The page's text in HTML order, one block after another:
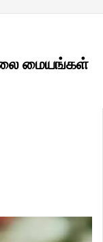
மையங்கள்